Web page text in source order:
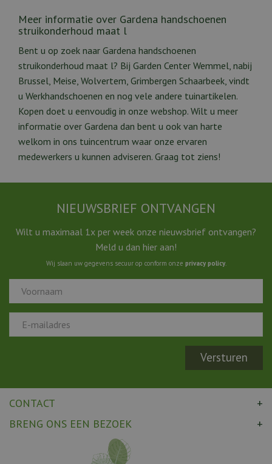
Meer informatie over Gardena handschoenen
struikonderhoud maat l
Bent u op zoek naar Gardena handschoenen
struikonderhoud maat l? Bij Garden Center Wemmel, nabij
Brussel, Meise, Wolvertem, Grimbergen Schaarbeek, vindt
u Werkhandschoenen en nog vele andere tuinartikelen.
Kopen doet u eenvoudig in onze webshop. Wilt u meer
informatie over Gardena dan bent u ook van harte
welkom in ons tuincentrum waar onze ervaren
medewerkers u kunnen adviseren. Graag tot ziens!
NIEUWSBRIEF ONTVANGEN
Wilt u maximaal 1x per week onze nieuwsbrief ontvangen?
Meld u dan hier aan!
Wij slaan uw gegevens secuur op conform onze privacy policy.
CONTACT
BRENG ONS EEN BEZOEK